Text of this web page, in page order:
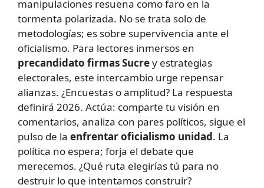
manipulaciones resuena como faro en la
tormenta polarizada. No se trata solo de
metodologías; es sobre supervivencia ante el
oficialismo. Para lectores inmersos en
precandidato firmas Sucrey estrategias
electorales, este intercambio urge repensar
alianzas. ¿Encuestas o amplitud? La respuesta
definirá 2026. Actúa: comparte tu visión en
comentarios, analiza con pares políticos, sigue el
pulso de la enfrentar oficialismo unidad. La
política no espera; forja el debate que
merecemos. ¿Qué ruta elegirías tú para no
destruir lo que intentamos construir?